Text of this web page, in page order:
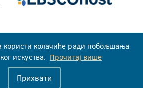
у Бањој Луци © 2026
Сва права задржана
користи колачиће ради побољшања
искуства. Прочитај више
Прихвати